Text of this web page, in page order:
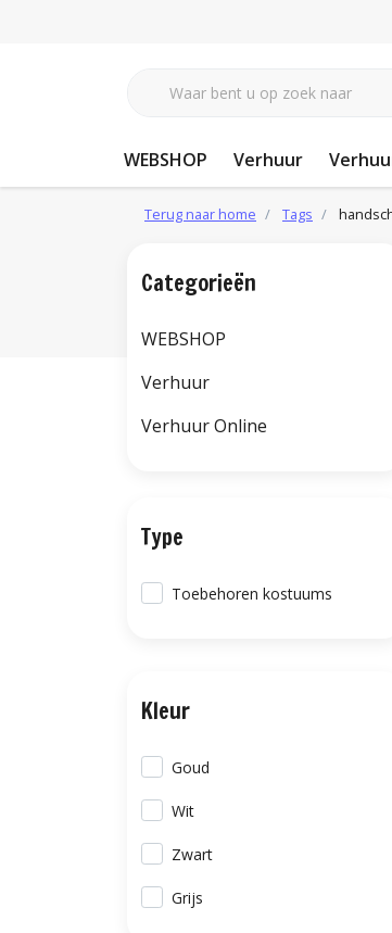
WEBSHOP Verhuur
Terug naar home Tags
Categorieën
WEBSHOP
Verhuur
Verhuur Online
Type
Toebehoren kostuums
Kleur
Goud
Wit
Zwart
Grijs